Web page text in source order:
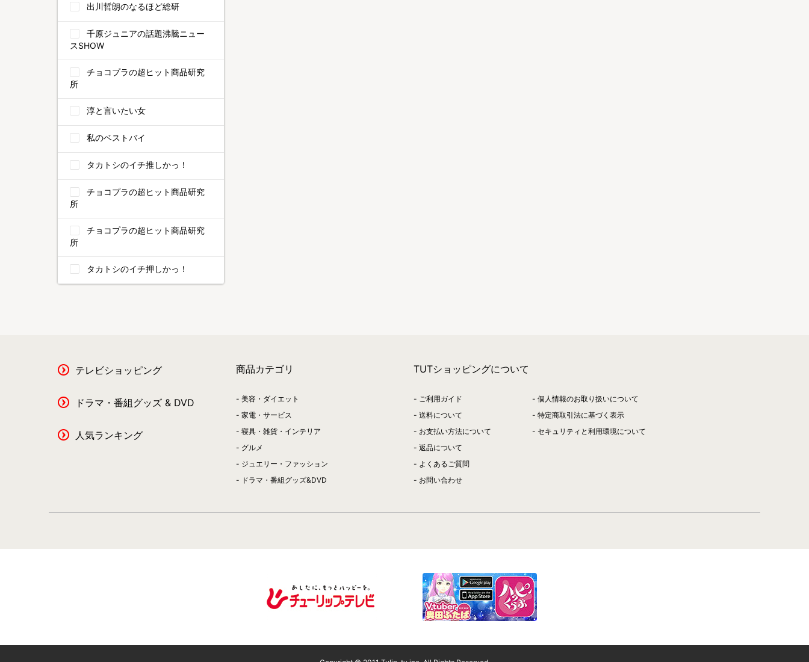
出川哲朗のなるほど総研
千原ジュニアの話題沸騰ニュー
スSHOW
チョコプラの超ヒット商品研究
所
淳と言いたい女
私のベストバイ
タカトシのイチ推しかっ！
チョコプラの超ヒット商品研究
所
チョコプラの超ヒット商品研究
所
タカトシのイチ押しかっ！
テレビショッピング
ドラマ・番組グッズ & DVD
人気ランキング
商品カテゴリ
美容・ダイエット
家電・サービス
寝具・雑貨・インテリア
グルメ
ジュエリー・ファッション
ドラマ・番組グッズ&DVD
TUTショッピングについて
ご利用ガイド
送料について
お支払い方法について
返品について
よくあるご質問
お問い合わせ
個人情報のお取り扱いについて
特定商取引法に基づく表示
セキュリティと利用環境について